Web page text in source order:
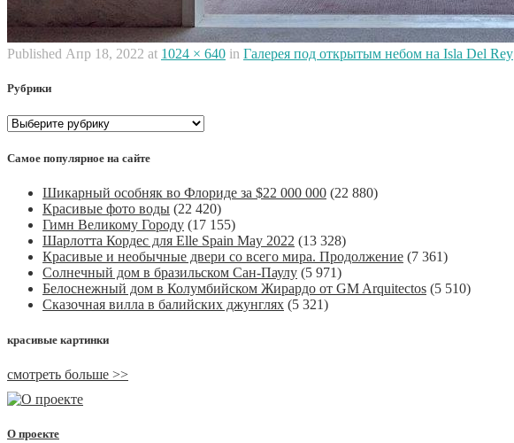
Published Апр 18, 2022 at 1024 × 640 in Галерея под открытым небом на Isla Del Rey
Рубрики
Рубрики
Самое популярное на сайте
Шикарный особняк во Флориде за $22 000 000 (22 880)
Красивые фото воды (22 420)
Гимн Великому Городу (17 155)
Шарлотта Кордес для Elle Spain May 2022 (13 328)
Красивые и необычные двери со всего мира. Продолжение (7 361)
Солнечный дом в бразильском Сан-Паулу (5 971)
Белоснежный дом в Колумбийском Жирардо от GM Arquitectos (5 510)
Сказочная вилла в балийских джунглях (5 321)
красивые картинки
смотреть больше >>
О проекте